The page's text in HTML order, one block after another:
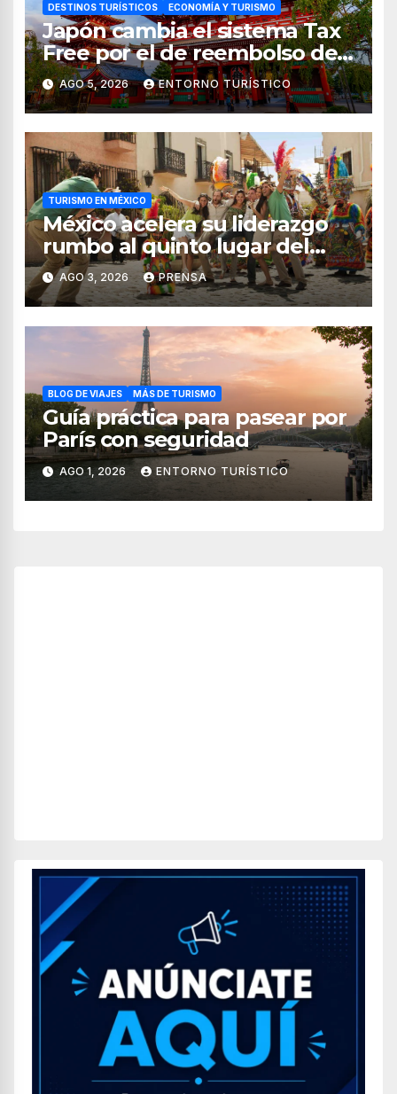
DESTINOS TURÍSTICOS ECONOMÍA Y TURISMO
Japón cambia el sistema Tax
Free por el de reembolso de
impuestos desde noviembre
de 2026
AGO 5, 2026 ENTORNO TURÍSTICO
TURISMO EN MÉXICO
México acelera su liderazgo
rumbo al quinto lugar del
turismo mundial
AGO 3, 2026 PRENSA
BLOG DE VIAJES MÁS DE TURISMO
Guía práctica para pasear por
París con seguridad
AGO 1, 2026 ENTORNO TURÍSTICO